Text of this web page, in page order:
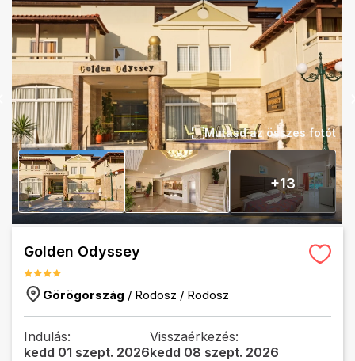
Mutasd az összes fotót
+13
Golden Odyssey
Görögország / Rodosz / Rodosz
Indulás:
kedd 01 szept. 2026
Visszaérkezés:
kedd 08 szept. 2026